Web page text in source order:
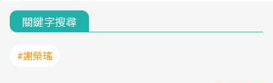
關鍵字搜尋
#謝榮瑤